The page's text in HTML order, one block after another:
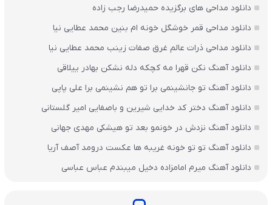
دانلود مداحی های برگزیده حمیدرضا رجب زاده
دانلود مداحی قمر خوشگل خونه ام بنین محمد عطایی نیا
دانلود مداحی ذرات عالم غرق صفات زینب محمد عطایی نیا
دانلود آهنگ نکن قهرا مه کچکه دله نشکن بهادر ییلاقی
دانلود آهنگ تو جانشینمی برا تو هم نشینمی برا علی پاپی
دانلود آهنگ دختر کد خدایی شیرین و باصفایی امیر گلستانی
دانلود آهنگ نزدش در خونمو بعد تو هیشکی مهدی جهانی
دانلود آهنگ تو تو خونه غریبه ها عکست درومد آصف آریا
دانلود آهنگ میرم امامزاده دخیل میبندم عباس عباسی